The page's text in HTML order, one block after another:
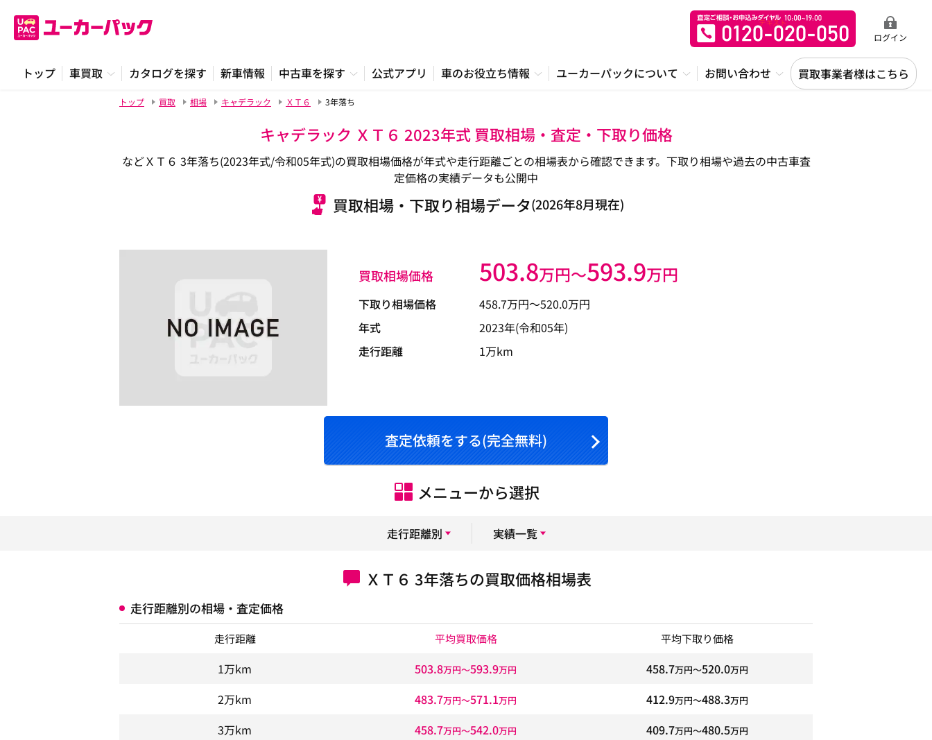
ログイン
トップ 車買取 カタログを探す 新車情報 中古車を探す 公式アプリ 車のお役立ち情報 ユーカーパックについて お問い合わせ 買取事業者様はこちら
トップ 買取 相場 キャデラック ＸＴ６ 3年落ち
キャデラック ＸＴ６ 2023年式 買取相場・査定・下取り価格
などＸＴ６ 3年落ち(2023年式/令和05年式)の買取相場価格が年式や走行距離ごとの相場表から確認できます。下取り相場や過去の中古車査
定価格の実績データも公開中
買取相場・下取り相場データ(2026年8月現在)
買取相場価格 503.8万円〜593.9万円
下取り相場価格 458.7万円〜520.0万円
年式
2023年(令和05年)
走行距離
1万km
査定依頼をする(完全無料)
メニューから選択
走行距離別 実績一覧
ＸＴ６ 3年落ちの買取価格相場表
走行距離別の相場・査定価格
走行距離 平均買取価格 平均下取り価格
1万km 503.8万円〜593.9万円 458.7万円〜520.0万円
2万km 483.7万円〜571.1万円 412.9万円〜488.3万円
3万km 458.7万円〜542.0万円 409.7万円〜480.5万円